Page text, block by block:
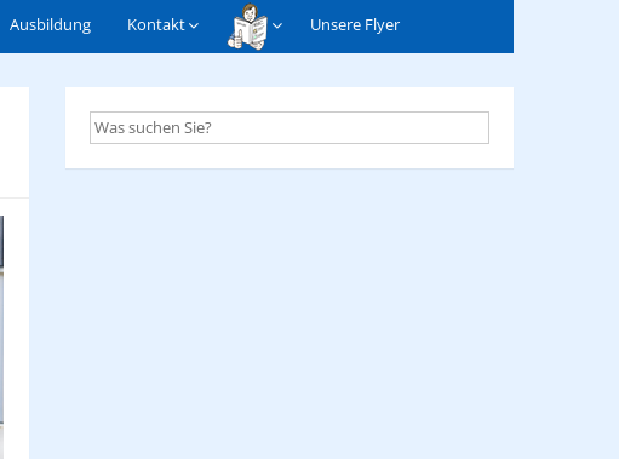
Ausbildung Kontakt Unsere Flyer